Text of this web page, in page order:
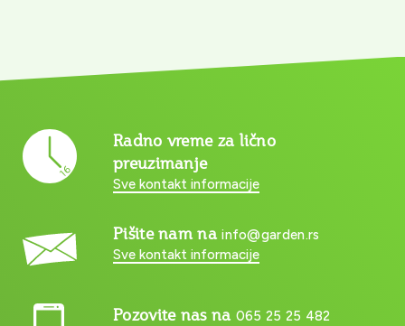
Radno vreme za lično
preuzimanje
Sve kontakt informacije
Pišite nam nainfo@garden.rs
Sve kontakt informacije
Pozovite nas na 065 25 25 482